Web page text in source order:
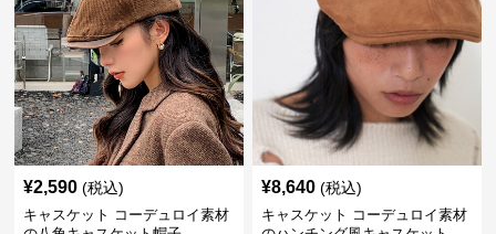
¥2,590 (税込)
キャスケット コーデュロイ素材
¥8,640 (税込)
キャスケット コーデュロイ素材